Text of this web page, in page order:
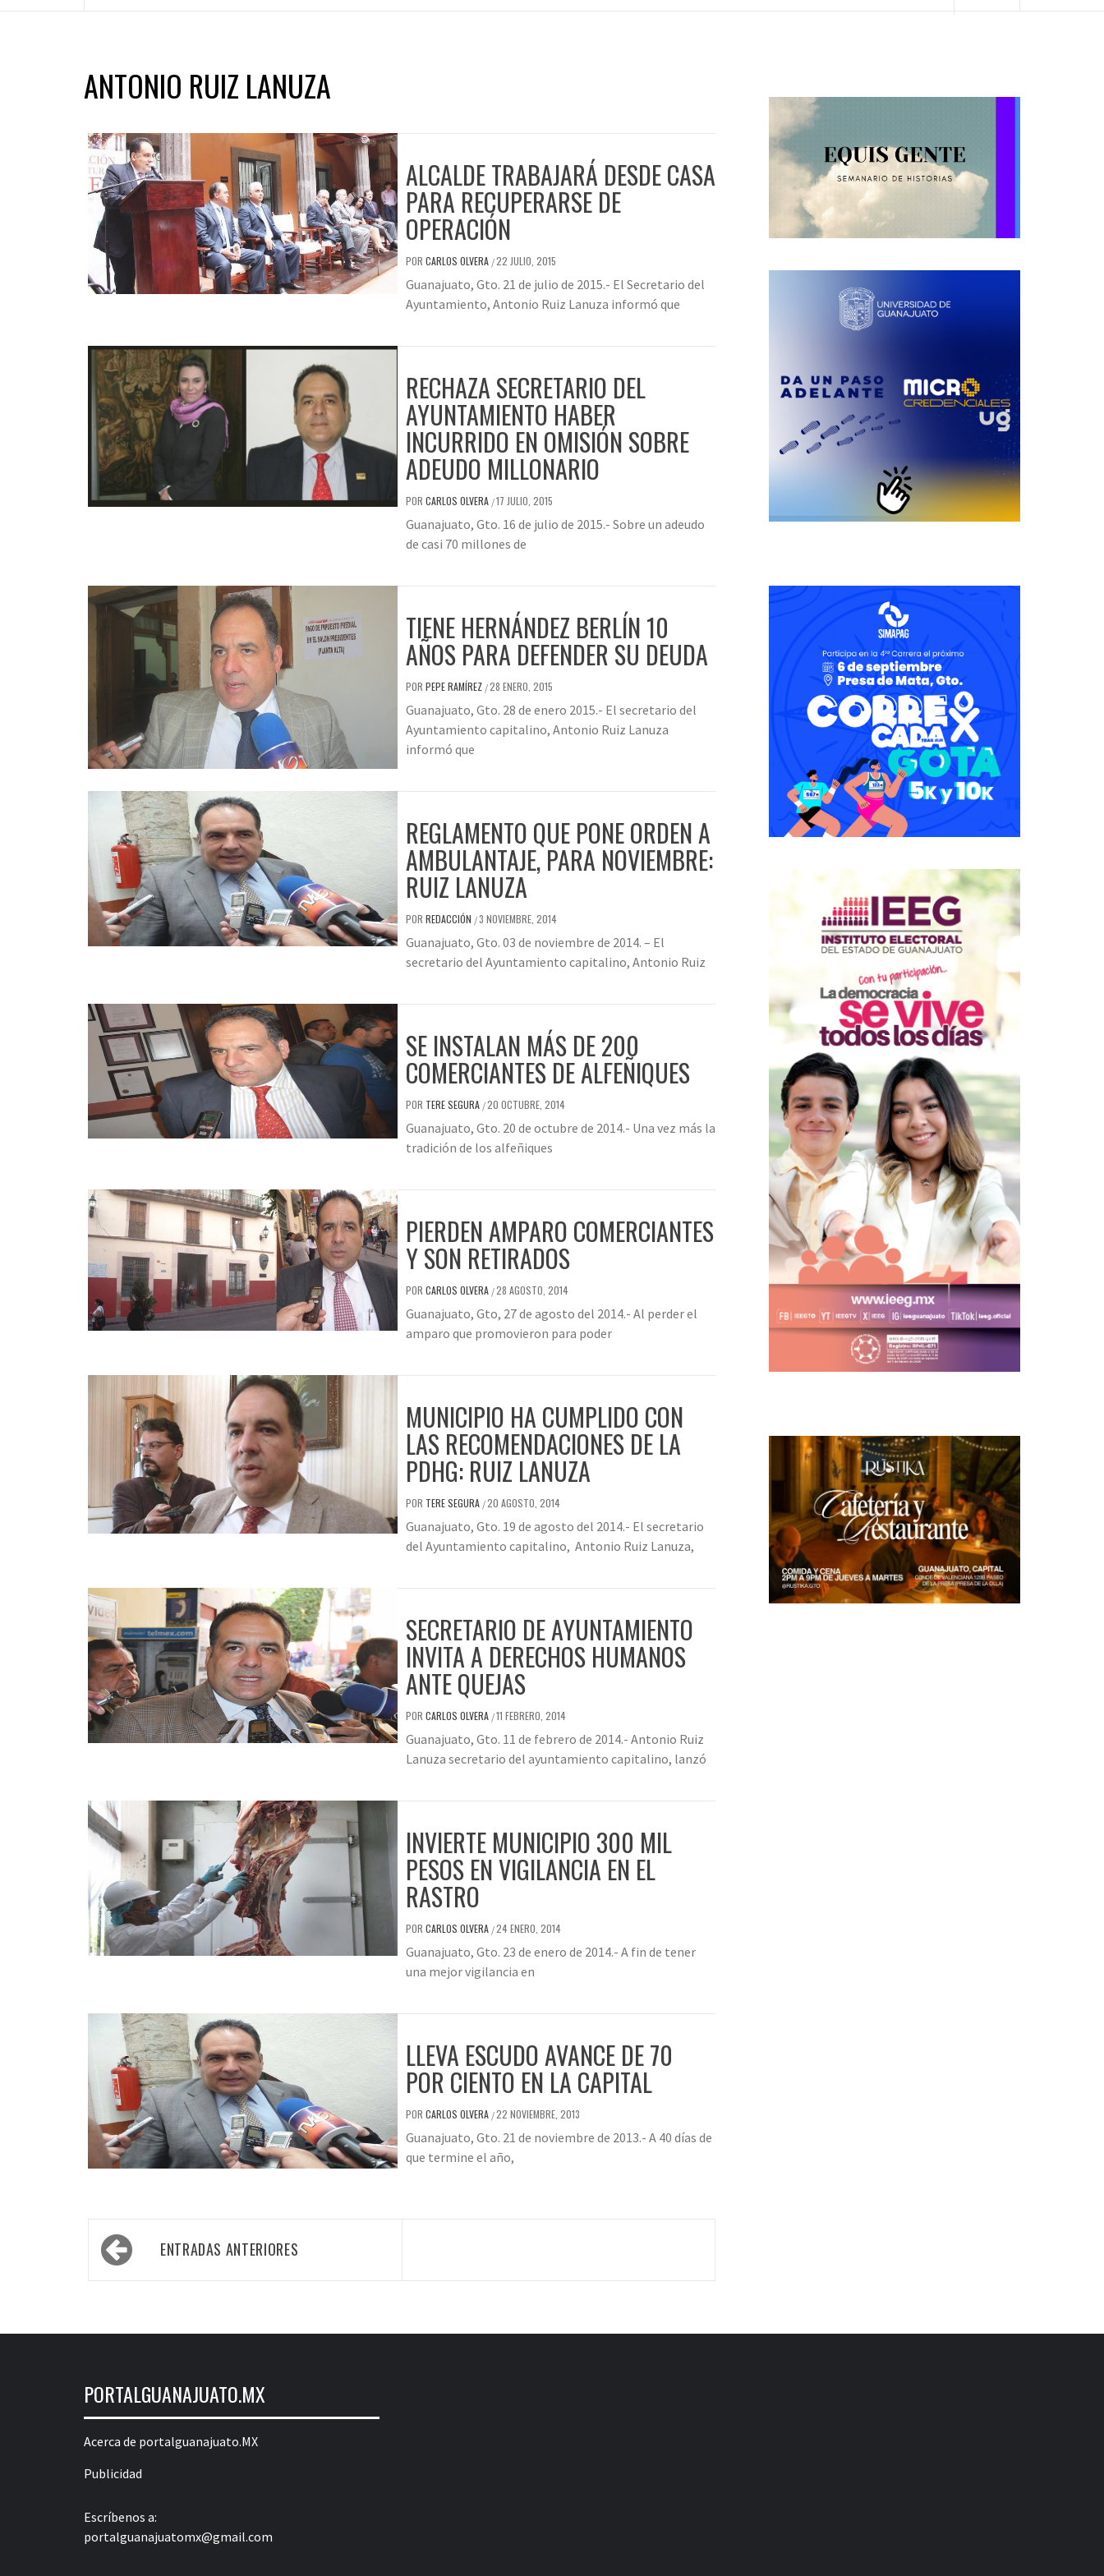
ANTONIO RUIZ LANUZA
ALCALDE TRABAJARÁ DESDE CASA
PARA RECUPERARSE DE
OPERACIÓN
POR CARLOS OLVERA /22 JULIO, 2015
Guanajuato, Gto. 21 de julio de 2015.- El Secretario del
Ayuntamiento, Antonio Ruiz Lanuza informó que
RECHAZA SECRETARIO DEL
AYUNTAMIENTO HABER
INCURRIDO EN OMISIÓN SOBRE
ADEUDO MILLONARIO
POR CARLOS OLVERA /17 JULIO, 2015
Guanajuato, Gto. 16 de julio de 2015.- Sobre un adeudo
de casi 70 millones de
TIENE HERNÁNDEZ BERLÍN 10
AÑOS PARA DEFENDER SU DEUDA
POR PEPE RAMÍREZ /28 ENERO, 2015
Guanajuato, Gto. 28 de enero 2015.- El secretario del
Ayuntamiento capitalino, Antonio Ruiz Lanuza
informó que
REGLAMENTO QUE PONE ORDEN A
AMBULANTAJE, PARA NOVIEMBRE:
RUIZ LANUZA
POR REDACCIÓN /3 NOVIEMBRE, 2014
Guanajuato, Gto. 03 de noviembre de 2014. – El
secretario del Ayuntamiento capitalino, Antonio Ruiz
SE INSTALAN MÁS DE 200
COMERCIANTES DE ALFEÑIQUES
POR TERE SEGURA /20 OCTUBRE, 2014
Guanajuato, Gto. 20 de octubre de 2014.- Una vez más la
tradición de los alfeñiques
PIERDEN AMPARO COMERCIANTES
Y SON RETIRADOS
POR CARLOS OLVERA /28 AGOSTO, 2014
Guanajuato, Gto, 27 de agosto del 2014.- Al perder el
amparo que promovieron para poder
MUNICIPIO HA CUMPLIDO CON
LAS RECOMENDACIONES DE LA
PDHG: RUIZ LANUZA
POR TERE SEGURA /20 AGOSTO, 2014
Guanajuato, Gto. 19 de agosto del 2014.- El secretario
del Ayuntamiento capitalino, Antonio Ruiz Lanuza,
SECRETARIO DE AYUNTAMIENTO
INVITA A DERECHOS HUMANOS
ANTE QUEJAS
POR CARLOS OLVERA /11 FEBRERO, 2014
Guanajuato, Gto. 11 de febrero de 2014.- Antonio Ruiz
Lanuza secretario del ayuntamiento capitalino, lanzó
INVIERTE MUNICIPIO 300 MIL
PESOS EN VIGILANCIA EN EL
RASTRO
POR CARLOS OLVERA /24 ENERO, 2014
Guanajuato, Gto. 23 de enero de 2014.- A fin de tener
una mejor vigilancia en
LLEVA ESCUDO AVANCE DE 70
POR CIENTO EN LA CAPITAL
POR CARLOS OLVERA /22 NOVIEMBRE, 2013
Guanajuato, Gto. 21 de noviembre de 2013.- A 40 días de
que termine el año,
Navegación
de ENTRADAS ANTERIORES
PORTALGUANAJUATO.MX
Acerca de portalguanajuato.MX
Publicidad
Escríbenos a:
portalguanajuatomx@gmail.com